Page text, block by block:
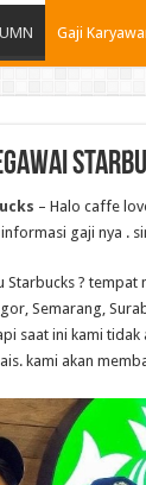
Gaji
– Halo caffe
gaji nya .
Starbucks ?
Semarang,
saat ini kami tidak
kami akan